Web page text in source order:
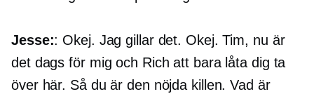
Jesse:: Okej. Jag gillar det. Okej. Tim, nu är
det dags för mig och Rich att bara låta dig ta
över här. Så du är den nöjda killen. Vad är